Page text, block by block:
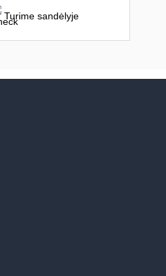
Turime sandėlyje